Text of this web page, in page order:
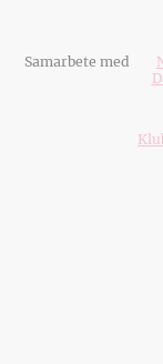
Samarbete med